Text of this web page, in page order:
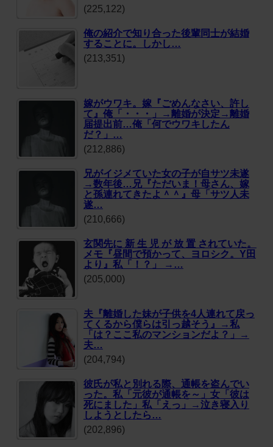
(225,122)
俺の紹介で知り合った後輩同士が結婚
することに。しかし…
(213,351)
嫁がウワキ。嫁『ごめんなさい、許し
て』俺「・・・」→離婚が決定→離婚
届提出前…俺「何でウワキしたん
だ？」…
(212,886)
兄がイジメていた女の子が自サツ未遂
→数年後…兄『ただいま！母さん、嫁
と孫連れてきたよ＾＾』母「サツ人未
遂…
(210,666)
玄関先に 新 生 児 が 放 置 されていた。
メモ『昼間で預かって、ヨロシク。Y田
より』私「！？」 →…
(205,000)
夫『離婚した妹が子供を4人連れて戻っ
てくるから僕らは引っ越そう』→私
「は？ここ私のマンションだよ？」→
夫…
(204,794)
彼氏が私と別れる際、通帳を盗んでい
った。私「元彼が通帳を～」女「彼は
死にました」私「えっ」→泣き寝入り
しようとしたら…
(202,896)